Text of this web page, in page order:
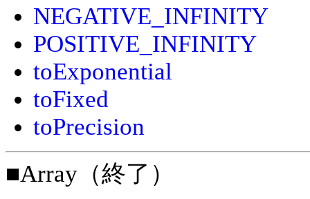
NEGATIVE_INFINITY
POSITIVE_INFINITY
toExponential
toFixed
toPrecision
■Array（終了）